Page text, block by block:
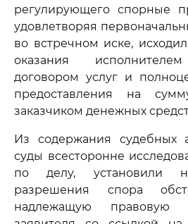
регулирующего спорные
удовлетворяя
во встречном иске,
оказания
договором услуг и
предоставления на
заказчиком денежных
Из содержания судебных
суды всесторонне
по делу, установили
разрешения спора
надлежащую правовую